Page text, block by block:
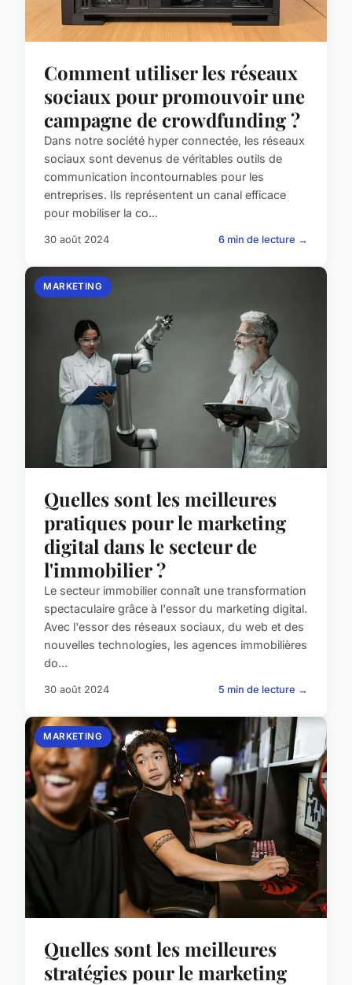
Comment utiliser les réseaux
sociaux pour promouvoir une
campagne de crowdfunding ?
Dans notre société hyper connectée, les réseaux
sociaux sont devenus de véritables outils de
communication incontournables pour les
entreprises. Ils représentent un canal efficace
pour mobiliser la co...
30 août 2024 6 min de lecture →
MARKETING
Quelles sont les meilleures
pratiques pour le marketing
digital dans le secteur de
l'immobilier ?
Le secteur immobilier connaît une transformation
spectaculaire grâce à l'essor du marketing digital.
Avec l'essor des réseaux sociaux, du web et des
nouvelles technologies, les agences immobilières
do...
30 août 2024 5 min de lecture →
MARKETING
Quelles sont les meilleures
stratégies pour le marketing